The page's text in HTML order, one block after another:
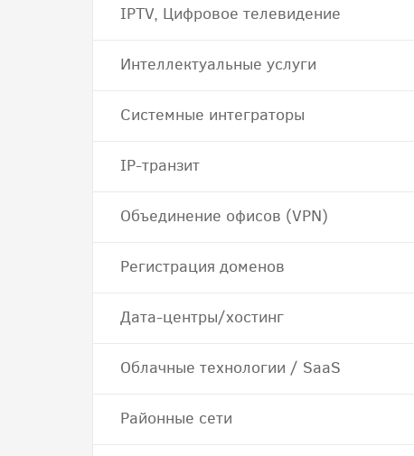
IPTV, Цифровое телевидение
Интеллектуальные услуги
Системные интеграторы
IP-транзит
Объединение офисов (VPN)
Регистрация доменов
Дата-центры/хостинг
Облачные технологии / SaaS
Районные сети